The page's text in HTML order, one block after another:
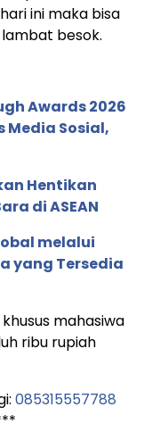
ini maka bisa
besok.
Awards 2026
Sosial,
Hentikan
di ASEAN
melalui
yang Tersedia
mahasiwa
ribu rupiah
085315557788